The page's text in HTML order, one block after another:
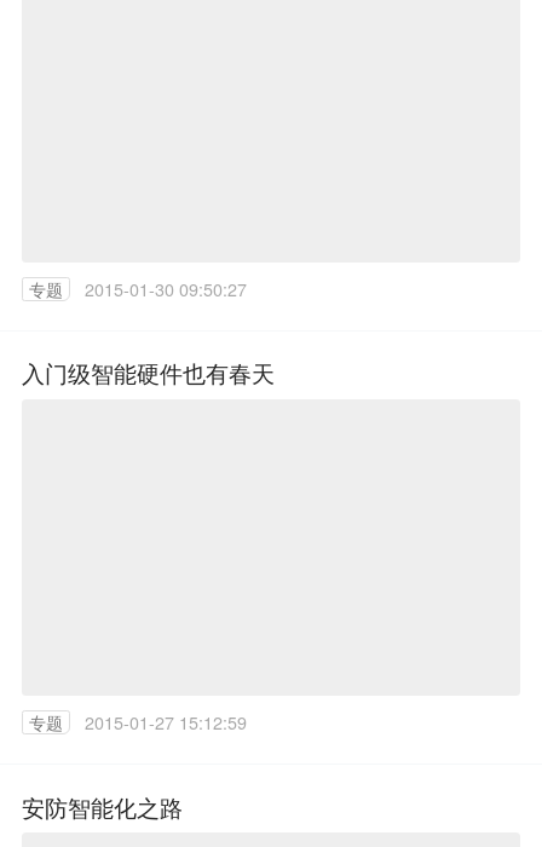
专题 2015-01-30 09:50:27
入门级智能硬件也有春天
专题 2015-01-27 15:12:59
安防智能化之路